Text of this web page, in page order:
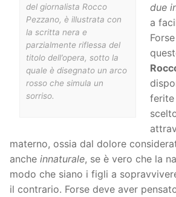
del giornalista Rocco
Pezzano, è illustrata con
la scritta nera e
parzialmente riflessa del
titolo dell’opera, sotto la
quale è disegnato un arco
rosso che simula un
sorriso.
due
a
ferite
materno, ossia dal dolore
anche innaturale, se è vero che la
modo che siano i figli a
il contrario. Forse deve aver